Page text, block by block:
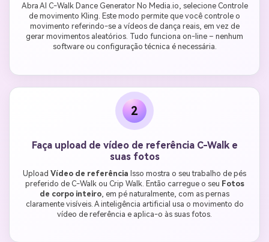
Abra AI C-Walk Dance Generator No Media.io, selecione Controle
de movimento Kling. Este modo permite que você controle o
movimento referindo-se a vídeos de dança reais, em vez de
gerar movimentos aleatórios. Tudo funciona on-line – nenhum
software ou configuração técnica é necessária.
2
Faça upload de vídeo de referência C-Walk e
suas fotos
Upload Vídeo de referência Isso mostra o seu trabalho de pés
preferido de C-Walk ou Crip Walk. Então carregue o seu Fotos
de corpo inteiro, em pé naturalmente, com as pernas
claramente visíveis. A inteligência artificial usa o movimento do
vídeo de referência e aplica-o às suas fotos.